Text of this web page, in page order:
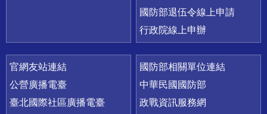
國防部退伍令線上申請
行政院線上申辦
官網友站連結
公營廣播電臺
臺北國際社區廣播電臺
國防部相關單位連結
中華民國國防部
政戰資訊服務網